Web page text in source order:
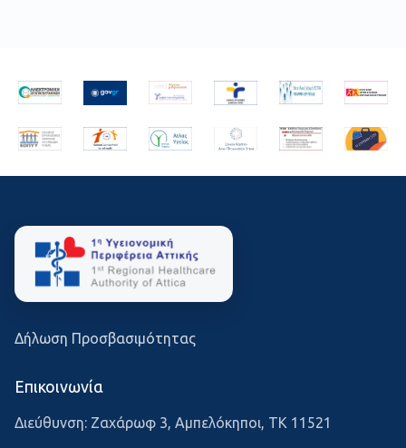
Δήλωση Προσβασιμότητας
Επικοινωνία
Διεύθυνση: Ζαχάρωφ 3, Αμπελόκηποι, ΤΚ 11521